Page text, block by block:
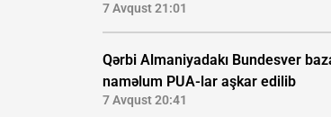
7 Avqust 21:01
Qərbi Almaniyadakı Bundesver
naməlum PUA-lar aşkar edilib
7 Avqust 20:41